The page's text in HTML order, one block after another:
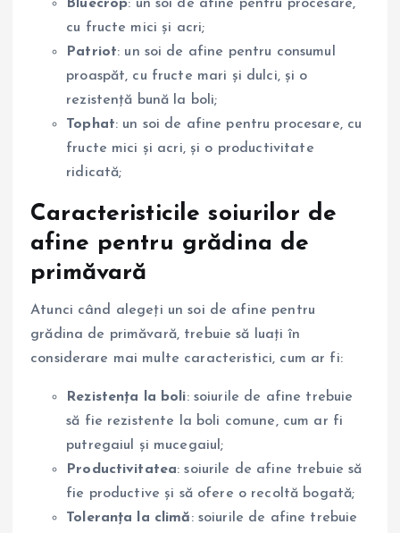
Bluecrop: un soi de afine pentru procesare,
cu fructe mici și acri;
Patriot: un soi de afine pentru consumul
proaspăt, cu fructe mari și dulci, și o
rezistență bună la boli;
Tophat: un soi de afine pentru procesare, cu
fructe mici și acri, și o productivitate
ridicată;
Caracteristicile soiurilor de
afine pentru grădina de
primăvară
Atunci când alegeți un soi de afine pentru
grădina de primăvară, trebuie să luați în
considerare mai multe caracteristici, cum ar fi:
Rezistența la boli: soiurile de afine trebuie
să fie rezistente la boli comune, cum ar fi
putregaiul și mucegaiul;
Productivitatea: soiurile de afine trebuie să
fie productive și să ofere o recoltă bogată;
Toleranța la climă: soiurile de afine trebuie